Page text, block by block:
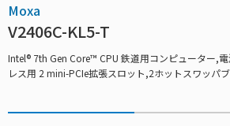
Moxa
V2406C-KL5-T
Intel® 7th Gen Core™ CPU 鉄道用コンピューター,
レス用 2 mini-PCIe拡張スロット,2ホットスワッパ